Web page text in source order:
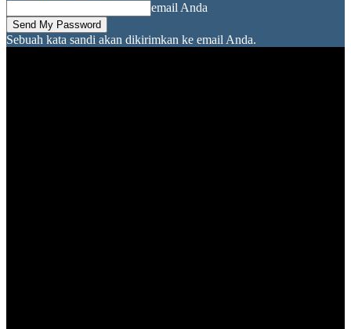
email Anda
Sebuah kata sandi akan dikirimkan ke email Anda.